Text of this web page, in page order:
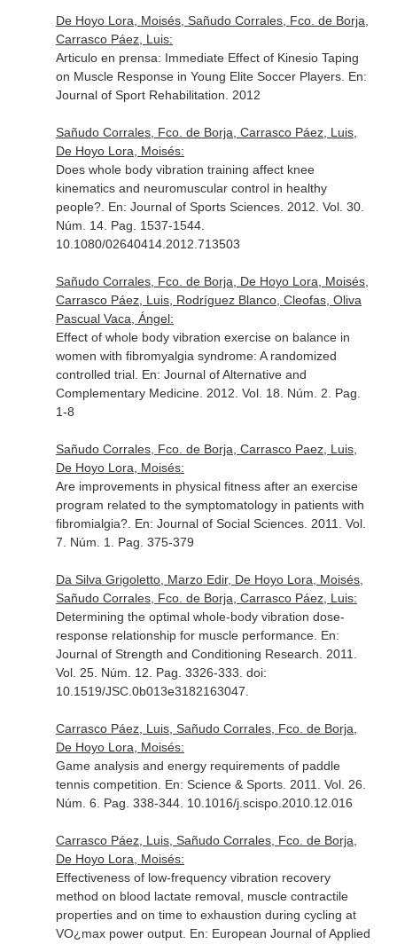
De Hoyo Lora, Moisés, Sañudo Corrales, Fco. de Borja,
Carrasco Páez, Luis:
Articulo en prensa: Immediate Effect of Kinesio Taping
on Muscle Response in Young Elite Soccer Players. En:
Journal of Sport Rehabilitation . 2012
Sañudo Corrales, Fco. de Borja, Carrasco Páez, Luis,
De Hoyo Lora, Moisés:
Does whole body vibration training affect knee
kinematics and neuromuscular control in healthy
people?. En: Journal of Sports Sciences. 2012. Vol. 30.
Núm. 14. Pag. 1537-1544.
10.1080/02640414.2012.713503
Sañudo Corrales, Fco. de Borja, De Hoyo Lora, Moisés,
Carrasco Páez, Luis, Rodríguez Blanco, Cleofas, Oliva
Pascual Vaca, Ángel:
Effect of whole body vibration exercise on balance in
women with fibromyalgia syndrome: A randomized
controlled trial. En: Journal of Alternative and
Complementary Medicine. 2012. Vol. 18. Núm. 2. Pag.
1-8
Sañudo Corrales, Fco. de Borja, Carrasco Paez, Luis,
De Hoyo Lora, Moisés:
Are improvements in physical fitness after an exercise
program related to the symptomatology in patients with
fibromialgia?. En: Journal of Social Sciences. 2011. Vol.
7. Núm. 1. Pag. 375-379
Da Silva Grigoletto, Marzo Edir, De Hoyo Lora, Moisés,
Sañudo Corrales, Fco. de Borja, Carrasco Páez, Luis:
Determining the optimal whole-body vibration dose-
response relationship for muscle performance. En:
Journal of Strength and Conditioning Research . 2011.
Vol. 25. Núm. 12. Pag. 3326-333. doi:
10.1519/JSC.0b013e3182163047.
Carrasco Páez, Luis, Sañudo Corrales, Fco. de Borja,
De Hoyo Lora, Moisés:
Game analysis and energy requirements of paddle
tennis competition. En: Science & Sports. 2011. Vol. 26.
Núm. 6. Pag. 338-344. 10.1016/j.scispo.2010.12.016
Carrasco Páez, Luis, Sañudo Corrales, Fco. de Borja,
De Hoyo Lora, Moisés:
Effectiveness of low-frequency vibration recovery
method on blood lactate removal, muscle contractile
properties and on time to exhaustion during cycling at
VO¿max power output. En: European Journal of Applied